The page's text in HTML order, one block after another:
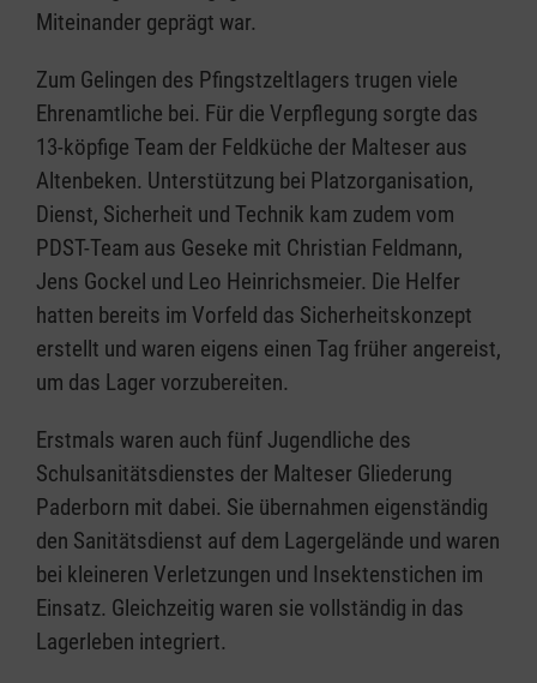
Miteinander geprägt war.
Zum Gelingen des Pfingstzeltlagers trugen viele
Ehrenamtliche bei. Für die Verpflegung sorgte das
13-köpfige Team der Feldküche der Malteser aus
Altenbeken. Unterstützung bei Platzorganisation,
Dienst, Sicherheit und Technik kam zudem vom
PDST-Team aus Geseke mit Christian Feldmann,
Jens Gockel und Leo Heinrichsmeier. Die Helfer
hatten bereits im Vorfeld das Sicherheitskonzept
erstellt und waren eigens einen Tag früher angereist,
um das Lager vorzubereiten.
Erstmals waren auch fünf Jugendliche des
Schulsanitätsdienstes der Malteser Gliederung
Paderborn mit dabei. Sie übernahmen eigenständig
den Sanitätsdienst auf dem Lagergelände und waren
bei kleineren Verletzungen und Insektenstichen im
Einsatz. Gleichzeitig waren sie vollständig in das
Lagerleben integriert.